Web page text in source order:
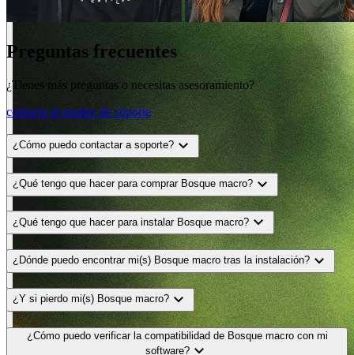
Preguntas frecuentes
¿Tienes más preguntas o necesitas asesoramiento?
contacta al equipo de soporte
¿Cómo puedo contactar a soporte? expand_more
¿Qué tengo que hacer para comprar Bosque macro? expand_more
¿Qué tengo que hacer para instalar Bosque macro? expand_more
¿Dónde puedo encontrar mi(s) Bosque macro tras la instalación? expand_more
¿Y si pierdo mi(s) Bosque macro? expand_more
¿Cómo puedo verificar la compatibilidad de Bosque macro con mi
software?